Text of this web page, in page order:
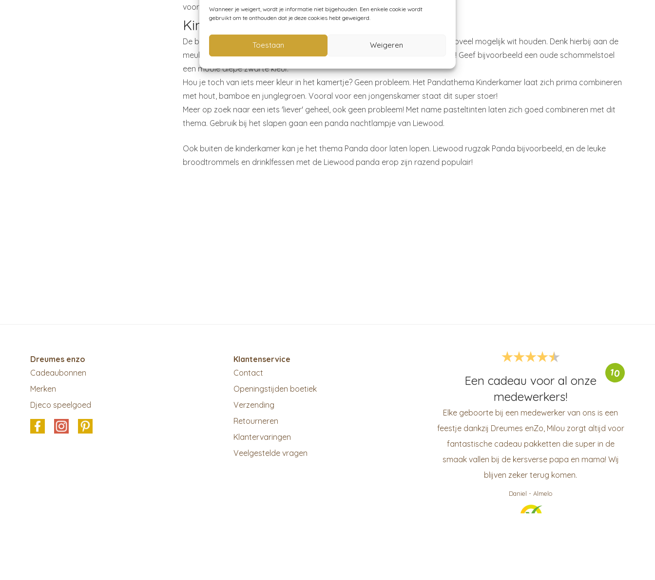
Wanneer je weigert, wordt je informatie niet bijgehouden. Een enkele cookie wordt
gebruikt om te onthouden dat je deze cookies hebt geweigerd.
Toestaan Weigeren
voor een Kinderkamer is het pandathema fantastisch.
Kinderkamer Panda
De basis van een pandakamertje is zwart en wit. Het beste kan je de basis zoveel mogelijk wit houden. Denk hierbij aan de
meubeltjes of muren. Maar heb je wat meer lef, gebruik dan ook zeker zwart! Geef bijvoorbeeld een oude schommelstoel
een mooie diepe zwarte kleur.
Hou je toch van iets meer kleur in het kamertje? Geen probleem. Het Pandathema Kinderkamer laat zich prima combineren
met hout, bamboe en junglegroen. Vooral voor een jongenskamer staat dit super stoer!
Meer op zoek naar een iets 'liever' geheel, ook geen probleem! Met name pasteltinten laten zich goed combineren met dit
thema. Gebruik bij het slapen gaan een panda nachtlampje van Liewood.
Ook buiten de kinderkamer kan je het thema Panda door laten lopen. Liewood rugzak Panda bijvoorbeeld, en de leuke
broodtrommels en drinklfessen met de Liewood panda erop zijn razend populair!
Dreumes enzo
Cadeaubonnen
Merken
Djeco speelgoed
Klantenservice
Contact
Openingstijden boetiek
Verzending
Retourneren
Klantervaringen
Veelgestelde vragen
10
Een cadeau voor al onze
medewerkers!
Elke geboorte bij een medewerker van ons is een
feestje dankzij Dreumes enZo, Milou zorgt altijd voor
fantastische cadeau pakketten die super in de
smaak vallen bij de kersverse papa en mama! Wij
blijven zeker terug komen.
Daniel - Almelo